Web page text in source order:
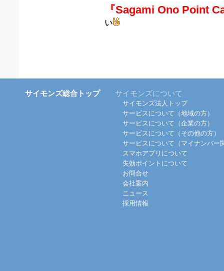
『Sagami Ono Point
い
サイモンズ総合トップ サイモンズについて
サイモンズ法人トップ
サービスについて（地域の方）
サービスについて（企業の方）
サービスについて（その他の方）
サービスについて（マイナンバー
スマホアプリについて
失効ポイントについて
お問合せ
会社案内
ニュース
採用情報